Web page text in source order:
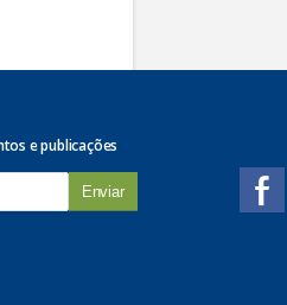
e publicações